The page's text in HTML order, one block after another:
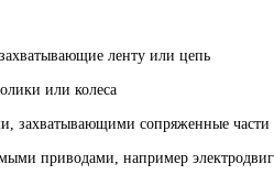
захватывающие ленту или цепь
или колеса
захватывающими сопряженные
приводами, например